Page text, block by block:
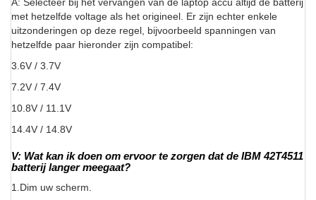
met hetzelfde voltage als het origineel. Er zijn echter enkele
uitzonderingen op deze regel, bijvoorbeeld spanningen van
hetzelfde paar hieronder zijn compatibel:
3.6V / 3.7V
7.2V / 7.4V
10.8V / 11.1V
14.4V / 14.8V
V: Wat kan ik doen om ervoor te zorgen dat de IBM 42T4511
batterij langer meegaat?
1.Dim uw scherm.